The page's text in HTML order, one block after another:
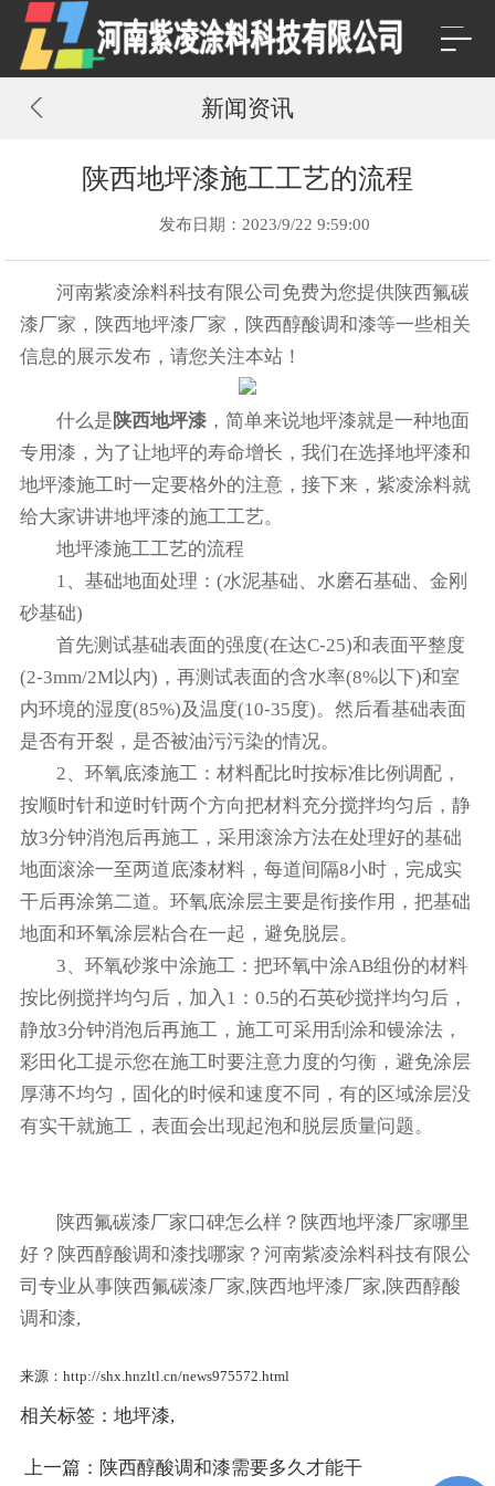
新闻资讯
陕西地坪漆施工工艺的流程
发布日期：2023/9/22 9:59:00
河南紫凌涂料科技有限公司免费为您提供陕西氟碳
漆厂家 ，陕西地坪漆厂家，陕西醇酸调和漆等一些相关
信息的展示发布，请您关注本站！
什么是 陕西地坪漆 ，简单来说地坪漆就是一种地面
专用漆，为了让地坪的寿命增长，我们在选择地坪漆和
地坪漆施工时一定要格外的注意，接下来，紫凌涂料就
给大家讲讲地坪漆的施工工艺。
地坪漆施工工艺的流程
1、基础地面处理：(水泥基础、水磨石基础、金刚
砂基础)
首先测试基础表面的强度(在达C-25)和表面平整度
(2-3mm/2M以内)，再测试表面的含水率(8%以下)和室
内环境的湿度(85%)及温度(10-35度)。然后看基础表面
是否有开裂，是否被油污污染的情况。
2、环氧底漆施工：材料配比时按标准比例调配，
按顺时针和逆时针两个方向把材料充分搅拌均匀后，静
放3分钟消泡后再施工，采用滚涂方法在处理好的基础
地面滚涂一至两道底漆材料，每道间隔8小时，完成实
干后再涂第二道。环氧底涂层主要是衔接作用，把基础
地面和环氧涂层粘合在一起，避免脱层。
3、环氧砂浆中涂施工：把环氧中涂AB组份的材料
按比例搅拌均匀后，加入1：0.5的石英砂搅拌均匀后，
静放3分钟消泡后再施工，施工可采用刮涂和镘涂法，
彩田化工提示您在施工时要注意力度的匀衡，避免涂层
厚薄不均匀，固化的时候和速度不同，有的区域涂层没
有实干就施工，表面会出现起泡和脱层质量问题。
陕西氟碳漆厂家口碑怎么样？陕西地坪漆厂家哪里
好？陕西醇酸调和漆找哪家？河南紫凌涂料科技有限公
司专业从事陕西氟碳漆厂家,陕西地坪漆厂家,陕西醇酸
调和漆,
来源：http://shx.hnzltl.cn/news975572.html
相关标签： 地坪漆,
上一篇： 陕西醇酸调和漆需要多久才能干